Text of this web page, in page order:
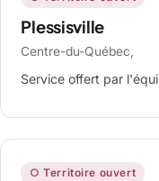
Plessisville
Centre-du-Québec,
Service offert par
○ Territoire ouvert